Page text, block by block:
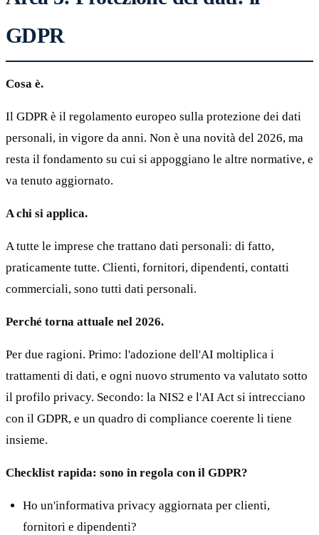
GDPR
Cosa è.
Il GDPR è il regolamento europeo sulla protezione dei dati
personali, in vigore da anni. Non è una novità del 2026, ma
resta il fondamento su cui si appoggiano le altre normative, e
va tenuto aggiornato.
A chi si applica.
A tutte le imprese che trattano dati personali: di fatto,
praticamente tutte. Clienti, fornitori, dipendenti, contatti
commerciali, sono tutti dati personali.
Perché torna attuale nel 2026.
Per due ragioni. Primo: l'adozione dell'AI moltiplica i
trattamenti di dati, e ogni nuovo strumento va valutato sotto
il profilo privacy. Secondo: la NIS2 e l'AI Act si intrecciano
con il GDPR, e un quadro di compliance coerente li tiene
insieme.
Checklist rapida: sono in regola con il GDPR?
Ho un'informativa privacy aggiornata per clienti,
fornitori e dipendenti?